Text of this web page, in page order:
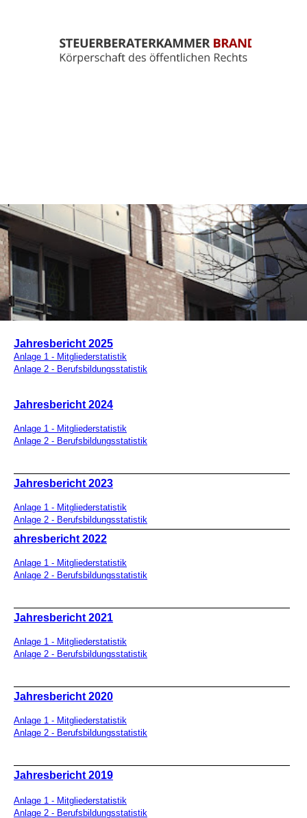
Jahresbericht 2025
Anlage 1 - Mitgliederstatistik
Anlage 2 - Berufsbildungsstatistik
Jahresbericht 2024
Anlage 1 - Mitgliederstatistik
Anlage 2 - Berufsbildungsstatistik
Jahresbericht 2023
Anlage 1 - Mitgliederstatistik
Anlage 2 - Berufsbildungsstatistik
ahresbericht 2022
Anlage 1 - Mitgliederstatistik
Anlage 2 - Berufsbildungsstatistik
Jahresbericht 2021
Anlage 1 - Mitgliederstatistik
Anlage 2 - Berufsbildungsstatistik
Jahresbericht 2020
Anlage 1 - Mitgliederstatistik
Anlage 2 - Berufsbildungsstatistik
Jahresbericht 2019
Anlage 1 - Mitgliederstatistik
Anlage 2 - Berufsbildungsstatistik